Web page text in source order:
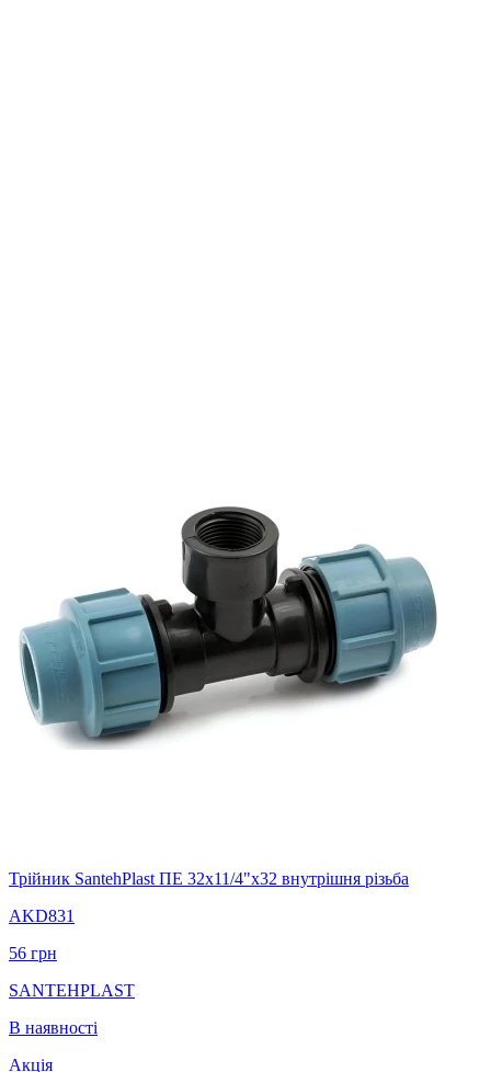
Трійник SantehPlast ПЕ 32x11/4"x32 внутрішня різьба
AKD831
56 грн
SANTEHPLAST
В наявності
Акція